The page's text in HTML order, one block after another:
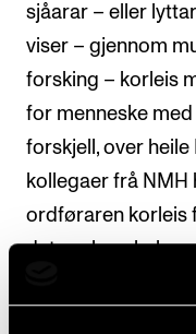
sjåarar – eller
viser – gjennom
forsking – korleis
for menneske
forskjell, over
kollegaer frå NMH
ordføraren korleis
det vanlege
Prosjekt som